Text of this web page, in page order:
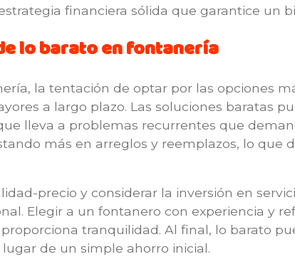
financiera sólida que garantice un
lo barato en fontanería
la tentación de optar por las opciones
a largo plazo. Las soluciones baratas
lleva a problemas recurrentes que
más en arreglos y reemplazos, lo que
precio y considerar la inversión en
Elegir a un fontanero con experiencia y
tranquilidad. Al final, lo barato
de un simple ahorro inicial.